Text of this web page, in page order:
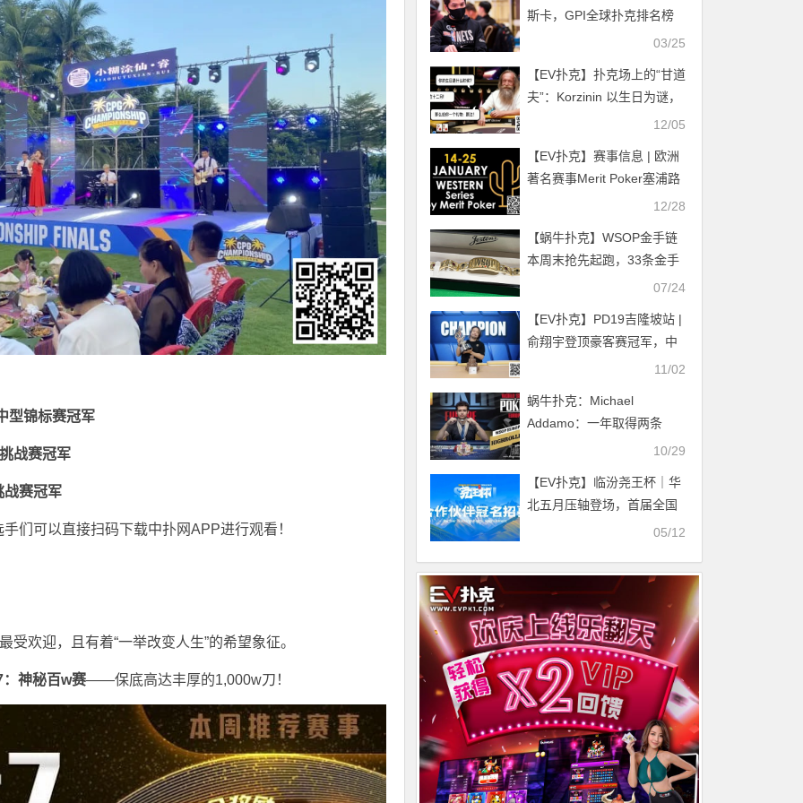
型锦标赛冠军
战赛冠军
战赛冠军
们可以直接扫码下载中扑网APP进行观看！
受欢迎，且有着“一举改变人生”的希望象征。
：神秘百w赛——保底高达丰厚的1,000w刀！
斯卡，GPI全球扑克排名榜
国人TONY荣登第一！誓言
03/25
【EV扑克】扑克场上的“甘道
夫”：Korzinin 以生日为谜，
12/05
【EV扑克】赛事信息 | 欧洲
著名赛事Merit Poker塞浦路
斯站赛程发布（2024年1月
12/28
【蜗牛扑克】​WSOP金手链
本周末抢先起跑，33条金手
链线上争霸赛完整赛程表07/24
【EV扑克】PD19吉隆坡站 |
俞翔宇登顶豪客赛冠军，中
国选手在多项赛事中创下佳
11/02
蜗牛扑克：Michael
Addamo：一年取得两条
10/29
【EV扑克】临汾尧王杯｜华
北五月压轴登场，首届全国
智力竞技赛事席位告急！05/12